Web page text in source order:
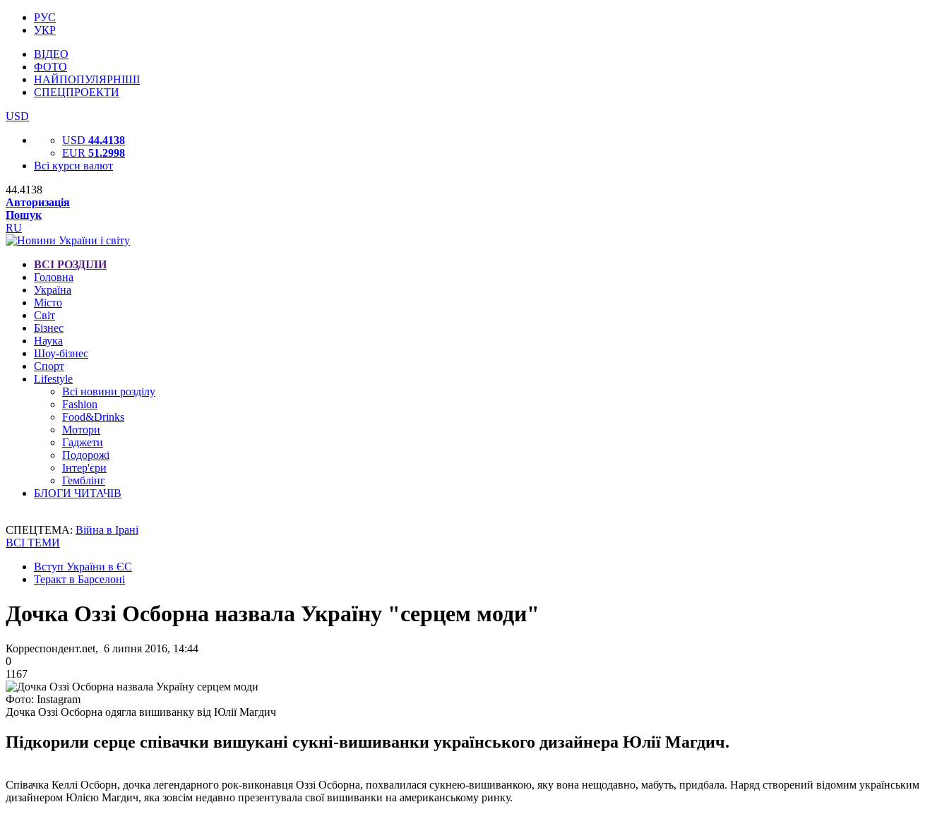
РУС
УКР
ВІДЕО
ФОТО
НАЙПОПУЛЯРНІШІ
СПЕЦПРОЕКТИ
USD
USD 44.4138
EUR 51.2998
Всі курси валют
44.4138
Авторизація
Пошук
RU
ВСІ РОЗДІЛИ
Головна
Україна
Місто
Світ
Бізнес
Наука
Шоу-бізнес
Спорт
Lifestyle
Всі новини розділу
Fashion
Food&Drinks
Мотори
Гаджети
Подорожі
Інтер'єри
Гемблінг
БЛОГИ ЧИТАЧІВ
СПЕЦТЕМА: Війна в Ірані
ВСІ ТЕМИ
Вступ України в ЄС
Теракт в Барселоні
Дочка Оззі Осборна назвала Україну "серцем моди"
Корреспондент.net, 6 липня 2016, 14:44
0
1167
Фото: Instagram
Дочка Оззі Осборна одягла вишиванку від Юлії Магдич
Підкорили серце співачки вишукані сукні-вишиванки українського дизайнера Юлії Магдич.
Співачка Келлі Осборн, дочка легендарного рок-виконавця Оззі Осборна, похвалилася сукнею-вишиванкою, яку вона нещодавно, мабуть, придбала. Наряд створений відомим українським
дизайнером Юлією Магдич, яка зовсім недавно презентувала свої вишиванки на американському ринку.